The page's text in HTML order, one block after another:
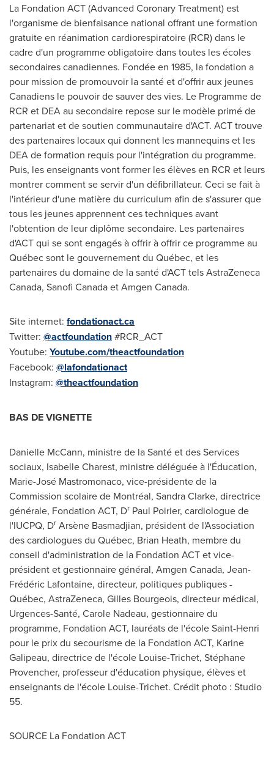
La Fondation ACT (Advanced Coronary Treatment) est
l'organisme de bienfaisance national offrant une formation
gratuite en réanimation cardiorespiratoire (RCR) dans le
cadre d'un programme obligatoire dans toutes les écoles
secondaires canadiennes. Fondée en 1985, la fondation a
pour mission de promouvoir la santé et d'offrir aux jeunes
Canadiens le pouvoir de sauver des vies. Le Programme de
RCR et DEA au secondaire repose sur le modèle primé de
partenariat et de soutien communautaire d'ACT. ACT trouve
des partenaires locaux qui donnent les mannequins et les
DEA deformation requis pour l'intégration du programme.
Puis, les enseignants vont former les élèves en RCR et leurs
montrer comment se servir d'un défibrillateur. Ceci se fait à
l'intérieur d'une matière du curriculum afin de s'assurer que
tous les jeunes apprennent ces techniques avant
l'obtention de leur diplôme secondaire. Les partenaires
d'ACT qui se sont engagés à offrir à offrir ce programme au
Québec sont le gouvernement du Québec, et les
partenaires du domaine de la santé d'ACT tels AstraZeneca
Canada, Sanofi Canada et Amgen Canada.
Site internet: fondationact.ca
Twitter: @actfoundation#RCR_ACT
Youtube: Youtube.com/theactfoundation
Facebook: @lafondationact
Instagram: @theactfoundation
BAS DE VIGNETTE
Danielle McCann, ministre de la Santé et des Services
sociaux, Isabelle Charest, ministre déléguée à l'Éducation,
Marie-José Mastromonaco, vice-présidente de la
Commission scolaire de Montréal, Sandra Clarke, directrice
générale, Fondation ACT, Dr Paul Poirier, cardiologue de
l'IUCPQ, Dr Arsène Basmadjian, président de l'Association
des cardiologues du Québec, Brian Heath, membre du
conseil d'administration de la Fondation ACT et vice-
président et gestionnaire général, Amgen Canada, Jean-
Frédéric Lafontaine, directeur, politiques publiques -
Québec, AstraZeneca, Gilles Bourgeois, directeur médical,
Urgences-Santé, Carole Nadeau, gestionnaire du
programme, Fondation ACT, lauréats de l'école Saint-Henri
pour le prix du secourisme de la Fondation ACT, Karine
Galipeau, directrice de l'école Louise-Trichet, Stéphane
Provencher, professeur d'éducation physique, élèves et
enseignants de l'école Louise-Trichet. Crédit photo : Studio
55.
SOURCE La Fondation ACT